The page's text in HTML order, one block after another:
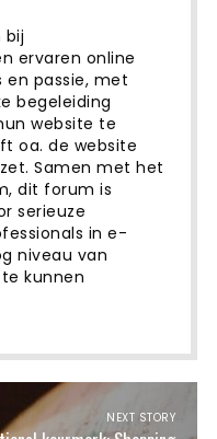
bij
ervaren online
en passie, met
begeleiding
website te
oa. de website
Samen met het
dit forum is
serieuze
in e-
niveau van
kunnen
NEXT STORY